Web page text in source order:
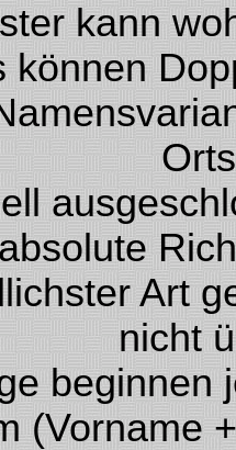
kann
können
Art
nicht
beginnen
(Vorname